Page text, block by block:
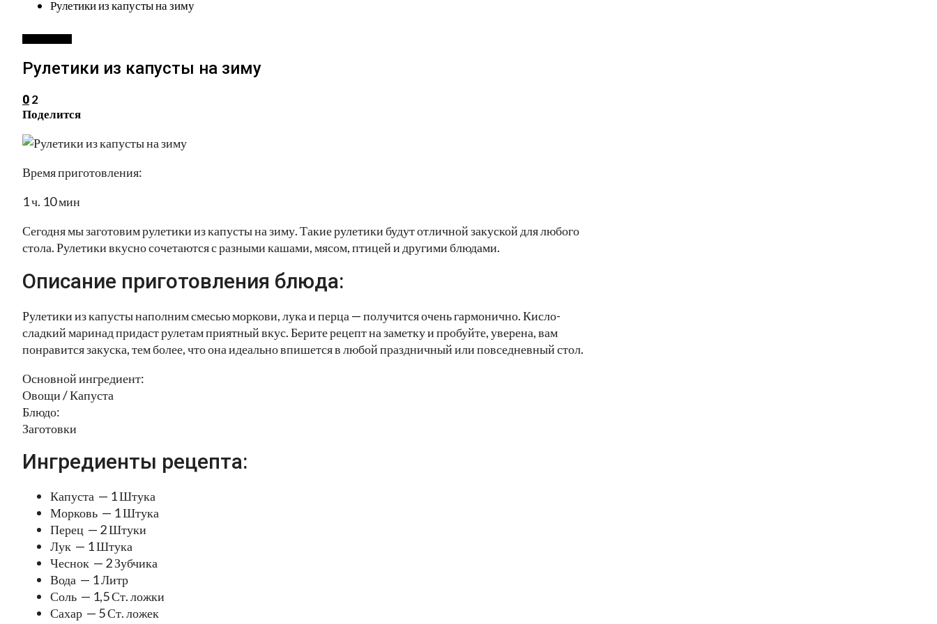
Рулетики из капусты на зиму
Рулетики из капусты на зиму
0 2
Поделится
Время приготовления:
1 ч. 10 мин
Сегодня мы заготовим рулетики из капусты на зиму. Такие рулетики будут отличной закуской для любого
стола. Рулетики вкусно сочетаются с разными кашами, мясом, птицей и другими блюдами.
Описание приготовления блюда:
Рулетики из капусты наполним смесью моркови, лука и перца — получится очень гармонично. Кисло-
сладкий маринад придаст рулетам приятный вкус. Берите рецепт на заметку и пробуйте, уверена, вам
понравится закуска, тем более, что она идеально впишется в любой праздничный или повседневный стол.
Основной ингредиент:
Овощи / Капуста
Блюдо:
Заготовки
Ингредиенты рецепта:
Капуста — 1 Штука
Морковь — 1 Штука
Перец — 2 Штуки
Лук — 1 Штука
Чеснок — 2 Зубчика
Вода — 1 Литр
Соль — 1,5 Ст. ложки
Сахар — 5 Ст. ложек